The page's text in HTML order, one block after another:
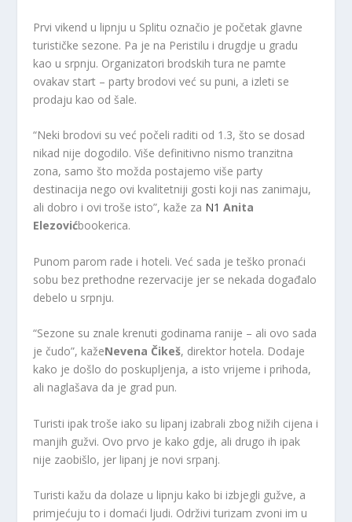
Prvi vikend u lipnju u Splitu označio je početak glavne
turističke sezone. Pa je na Peristilu i drugdje u gradu
kao u srpnju. Organizatori brodskih tura ne pamte
ovakav start – party brodovi već su puni, a izleti se
prodaju kao od šale.
“Neki brodovi su već počeli raditi od 1.3, što se dosad
nikad nije dogodilo. Više definitivno nismo tranzitna
zona, samo što možda postajemo više party
destinacija nego ovi kvalitetniji gosti koji nas zanimaju,
ali dobro i ovi troše isto”, kaže za N1 Anita
Elezovićbookerica.
Punom parom rade i hoteli. Već sada je teško pronaći
sobu bez prethodne rezervacije jer se nekada događalo
debelo u srpnju.
“Sezone su znale krenuti godinama ranije – ali ovo sada
je čudo”, kažeNevena Čikeš, direktor hotela. Dodaje
kako je došlo do poskupljenja, a isto vrijeme i prihoda,
ali naglašava da je grad pun.
Turisti ipak troše iako su lipanj izabrali zbog nižih cijena i
manjih gužvi. Ovo prvo je kako gdje, ali drugo ih ipak
nije zaobišlo, jer lipanj je novi srpanj.
Turisti kažu da dolaze u lipnju kako bi izbjegli gužve, a
primjećuju to i domaći ljudi. Održivi turizam zvoni im u